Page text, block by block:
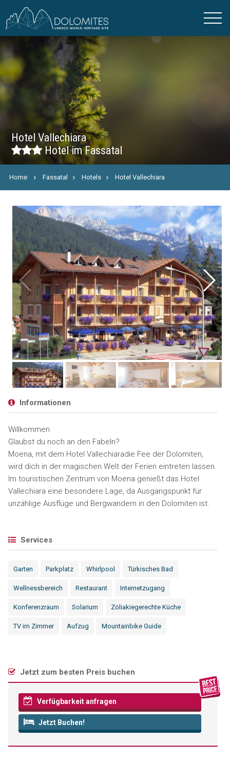
Hotel Vallechiara
Hotel im Fassatal
Home Fassatal Hotels Hotel Vallechiara
Informationen
Willkommen
Glaubst du noch an den Fabeln?
Moena, mit dem Hotel Vallechiaradie Fee der Dolomiten,
wird dich in der magischen Welt der Ferien eintreten lassen.
Im touristischen Zentrum von Moena genießt das Hotel
Vallechiara eine besondere Lage, da Ausgangspunkt für
unzählige Ausflüge und Bergwandern in den Dolomiten ist.
Services
Garten Parkplatz Whirlpool Türkisches Bad
Wellnessbereich Restaurant Internetzugang
Konferenzraum Solarium Zöliakiegerechte Küche
TV im Zimmer Aufzug Mountainbike Guide
Jetzt zum besten Preis buchen
Verfügbarkeit anfragen
Jetzt Buchen!